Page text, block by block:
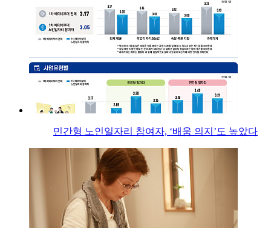
민간형 노인일자리 참여자, ‘배움 의지’도 높았다